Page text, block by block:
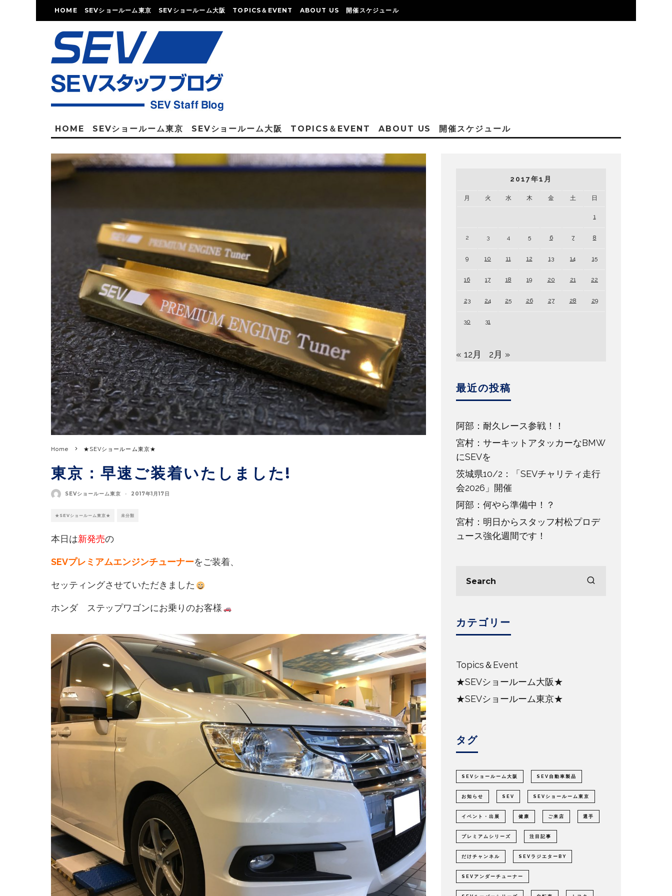
HOME SEVショールーム東京 SEVショールーム大阪 TOPICS＆EVENT ABOUT US 開催スケジュール
HOME SEVショールーム東京 SEVショールーム大阪 TOPICS＆EVENT ABOUT US 開催スケジュール
Home ★SEVショールーム東京★
東京：早速ご装着いたしました!
SEVショールーム東京 · 2017年1月17日
★SEVショールーム東京★ 未分類
本日は新発売の
SEVプレミアムエンジンチューナーをご装着、
セッティングさせていただきました
ホンダ ステップワゴンにお乗りのお客様
2017年1月
月 火 水 木 金 土 日
1
2 3 4 5 6 7 8
9 10 11 12 13 14 15
16 17 18 19 20 21 22
23 24 25 26 27 28 29
30 31
« 12月 2月 »
最近の投稿
阿部：耐久レース参戦！！
宮村：サーキットアタッカーなBMW
にSEVを
茨城県10/2：「SEVチャリティ走行
会2026」開催
阿部：何やら準備中！？
宮村：明日からスタッフ村松プロデ
ュース強化週間です！
カテゴリー
Topics＆Event
★SEVショールーム大阪★
★SEVショールーム東京★
タグ
SEVショールーム大阪 SEV自動車製品
お知らせ SEV SEVショールーム東京
イベント・出展 健康 ご来店 選手
プレミアムシリーズ 注目記事
だけチャンネル SEVラジエターBY
SEVアンダーチューナー